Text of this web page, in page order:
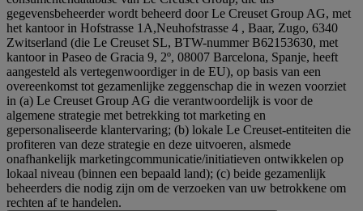
gegevensbeheerder wordt beheerd door Le Creuset Group AG, met
het kantoor in Hofstrasse 1A,Neuhofstrasse 4 , Baar, Zugo, 6340
Zwitserland (die Le Creuset SL, BTW-nummer B62153630, met
kantoor in Paseo de Gracia 9, 2º, 08007 Barcelona, Spanje, heeft
aangesteld als vertegenwoordiger in de EU), op basis van een
overeenkomst tot gezamenlijke zeggenschap die in wezen voorziet
in (a) Le Creuset Group AG die verantwoordelijk is voor de
algemene strategie met betrekking tot marketing en
gepersonaliseerde klantervaring; (b) lokale Le Creuset-entiteiten die
profiteren van deze strategie en deze uitvoeren, alsmede
onafhankelijk marketingcommunicatie/initiatieven ontwikkelen op
lokaal niveau (binnen een bepaald land); (c) beide gezamenlijk
beheerders die nodig zijn om de verzoeken van uw betrokkene om
rechten af te handelen.